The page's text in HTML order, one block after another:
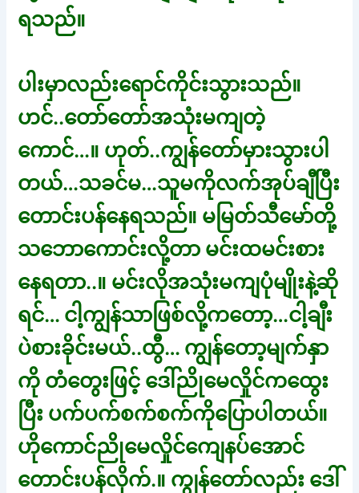
ရသည်။
ပါးမှာလည်းရောင်ကိုင်းသွားသည်။
ဟင်..တော်တော်အသုံးမကျတဲ့
ကောင်…။ ဟုတ်..ကျွန်တော်မှားသွားပါ
တယ်…သခင်မ…သူမကိုလက်အုပ်ချီပြီး
တောင်းပန်နေရသည်။ မမြတ်သီမော်တို့
သဘောကောင်းလို့တာ မင်းထမင်းစား
နေရတာ..။ မင်းလိုအသုံးမကျပုံမျိုးနဲ့ဆို
ရင်… ငါ့ကျွန်သာဖြစ်လို့ကတော့…ငါ့ချီး
ပဲစားခိုင်းမယ်..ထွီ… ကျွန်တော့မျက်နှာ
ကို တံတွေးဖြင့် ဒေါ်ညိုမေလှိုင်ကထွေး
ပြီး ပက်ပက်စက်စက်ကိုပြောပါတယ်။
ဟိုကောင်ညိုမေလှိုင်ကျေနပ်အောင်
တောင်းပန်လိုက်.။ ကျွန်တော်လည်း ဒေါ်